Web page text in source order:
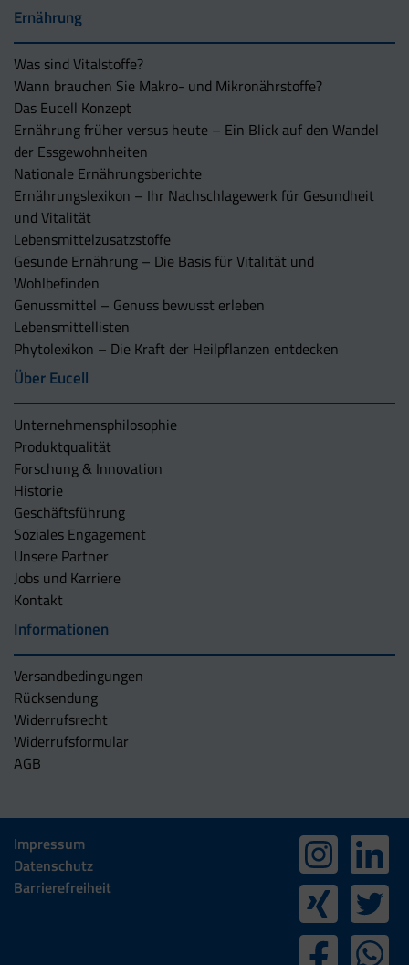
Ernährung
Was sind Vitalstoffe?
Wann brauchen Sie Makro- und Mikronährstoffe?
Das Eucell Konzept
Ernährung früher versus heute – Ein Blick auf den Wandel
der Essgewohnheiten
Nationale Ernährungsberichte
Ernährungslexikon – Ihr Nachschlagewerk für Gesundheit
und Vitalität
Lebensmittelzusatzstoffe
Gesunde Ernährung – Die Basis für Vitalität und
Wohlbefinden
Genussmittel – Genuss bewusst erleben
Lebensmittellisten
Phytolexikon – Die Kraft der Heilpflanzen entdecken
Über Eucell
Unternehmens­philosophie
Produktqualität
Forschung & Innovation
Historie
Geschäftsführung
Soziales Engagement
Unsere Partner
Jobs und Karriere
Kontakt
Informationen
Versandbedingungen
Rücksendung
Widerrufsrecht
Widerrufsformular
AGB
Impressum
Datenschutz
Barrierefreiheit